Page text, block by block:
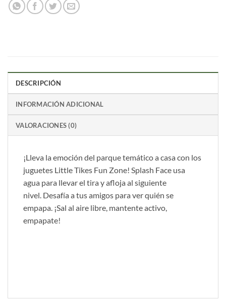
DESCRIPCIÓN
INFORMACIÓN ADICIONAL
VALORACIONES (0)
¡Lleva la emoción del parque temático a casa con los
juguetes Little Tikes Fun Zone! Splash Face usa
agua para llevar el tira y afloja al siguiente
nivel. Desafía a tus amigos para ver quién se
empapa. ¡Sal al aire libre, mantente activo,
empapate!